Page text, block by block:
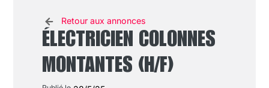
Retour aux annonces
ÉLECTRICIEN COLONNES
MONTANTES (H/F)